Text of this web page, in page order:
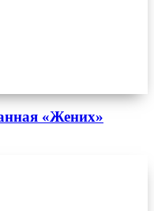
«Жених»